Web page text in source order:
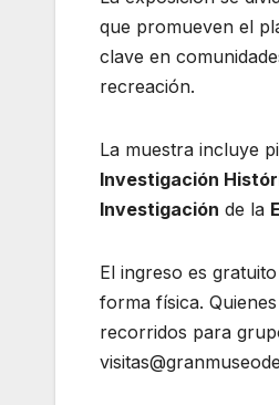
que promueven el
clave en
recreación.
La muestra incluye
Investigación
Investigación de la
El ingreso es
forma física.
recorridos para